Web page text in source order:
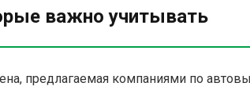
важно учитывать
предлагаемая компаниями по